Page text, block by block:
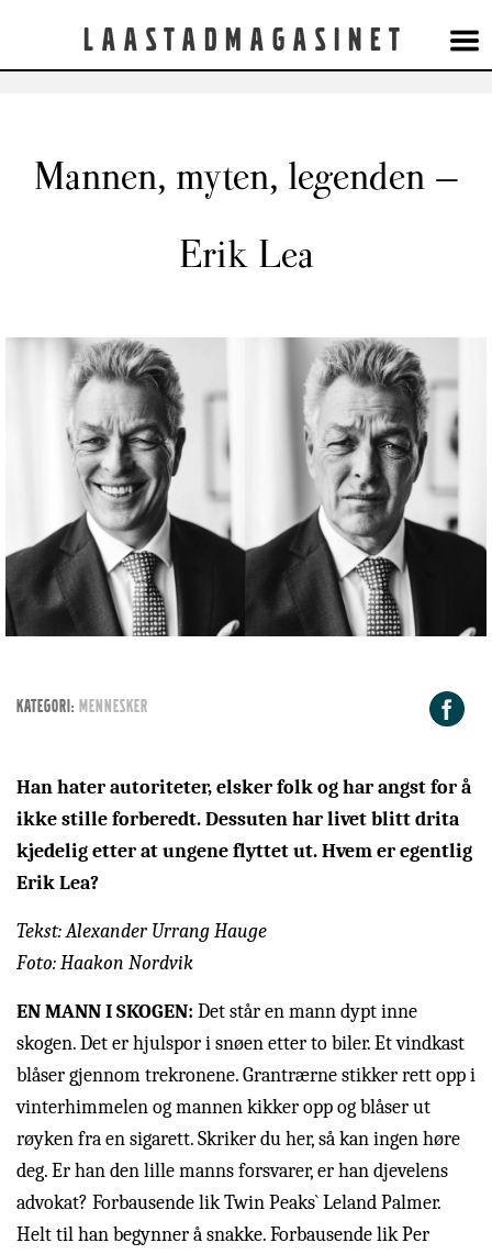
Laastadmagasinet
Mannen, myten, legenden –
Erik Lea
KATEGORI: Mennesker
Han hater autoriteter, elsker folk og har angst for å
ikke stille forberedt. Dessuten har livet blitt drita
kjedelig etter at ungene flyttet ut. Hvem er egentlig
Erik Lea?
Tekst: Alexander Urrang Hauge
Foto: Haakon Nordvik
EN MANN I SKOGEN: Det står en mann dypt inne
skogen. Det er hjulspor i snøen etter to biler. Et vindkast
blåser gjennom trekronene. Grantrærne stikker rett opp i
vinterhimmelen og mannen kikker opp og blåser ut
røyken fra en sigarett. Skriker du her, så kan ingen høre
deg. Er han den lille manns forsvarer, er han djevelens
advokat? Forbausende lik Twin Peaks` Leland Palmer.
Helt til han begynner å snakke. Forbausende lik Per